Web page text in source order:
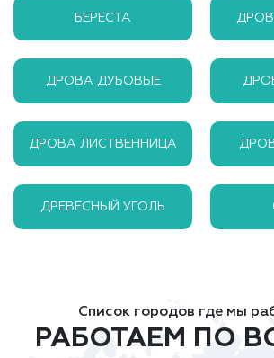
БЕРЕСТА
ДРОВА ДУБОВЫЕ
ДРОВА ЛИСТВЕННИЦА
ДРЕВЕСНЫЙ УГОЛЬ
Список городов где мы
РАБОТАЕМ ПО